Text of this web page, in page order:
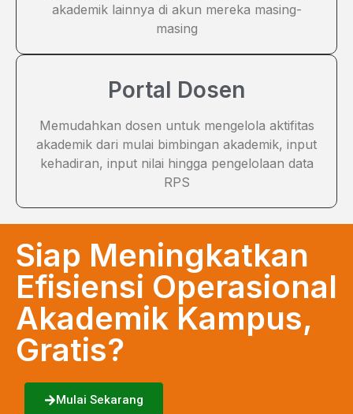
akademik lainnya di akun mereka masing-
masing
Portal Dosen
Memudahkan dosen untuk mengelola aktifitas
akademik dari mulai bimbingan akademik, input
kehadiran, input nilai hingga pengelolaan data
RPS
Siap Meningkatkan
Efisiensi Operasional
Akademik Kampus,
Gratis?
Mulai Sekarang